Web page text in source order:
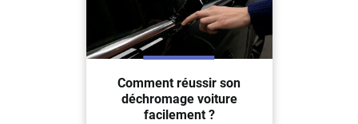
Comment réussir son
déchromage voiture
facilement ?